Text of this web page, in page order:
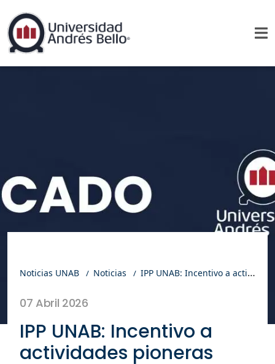
Noticias UNAB Noticias IPP UNAB: Incentivo a actividades pioneras impulsaría inversión y empleo
07 Abril 2026
IPP UNAB: Incentivo a
actividades pioneras